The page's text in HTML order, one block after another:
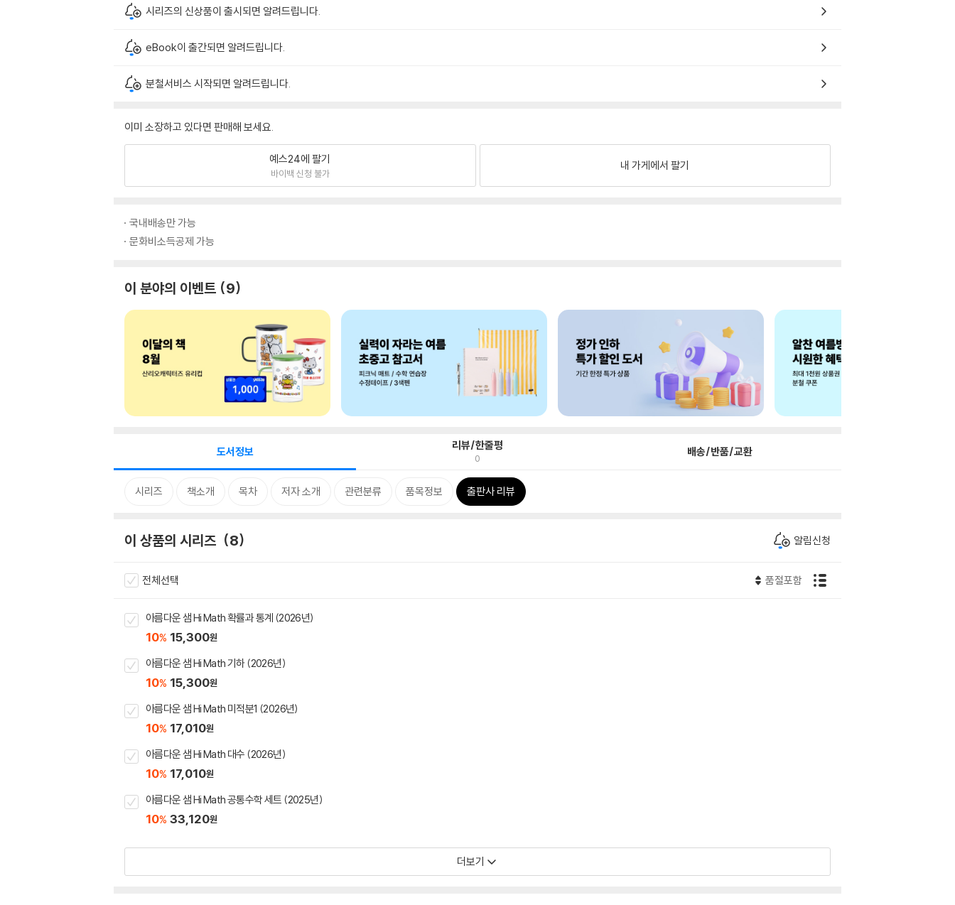
시리즈의 신상품이 출시되면 알려드립니다.
eBook이 출간되면 알려드립니다.
분철서비스 시작되면 알려드립니다.
이미 소장하고 있다면 판매해 보세요.
예스24에 팔기
바이백 신청 불가
내 가게에서 팔기
국내배송만 가능
문화비소득공제 가능
이 분야의 이벤트 9
도서정보 리뷰/한줄평
0 배송/반품/교환
시리즈 책소개 목차 저자 소개 관련분류 품목정보 출판사 리뷰
이 상품의 시리즈 8 알림신청
전체선택 품절포함
아름다운 샘 Hi Math 확률과 통계 (2026년)
10% 15,300원
아름다운 샘 Hi Math 기하 (2026년)
10% 15,300원
아름다운 샘 Hi Math 미적분1 (2026년)
10% 17,010원
아름다운 샘 Hi Math 대수 (2026년)
10% 17,010원
아름다운 샘 Hi Math 공통수학 세트 (2025년)
10% 33,120원
더보기